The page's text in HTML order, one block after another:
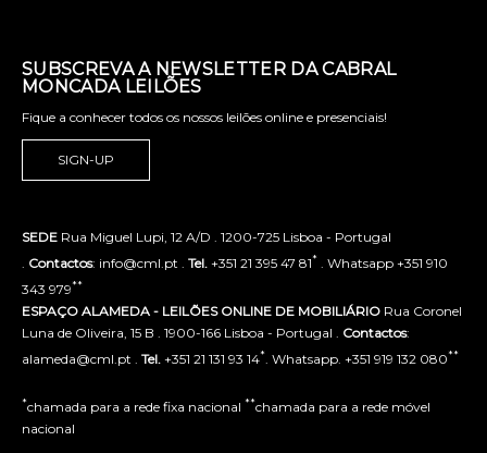
SUBSCREVA A NEWSLETTER DA CABRAL
MONCADA LEILÕES
Fique a conhecer todos os nossos leilões online e presenciais!
SIGN-UP
SEDE Rua Miguel Lupi, 12 A/D . 1200-725 Lisboa - Portugal
Contactos: info@cml.pt . Tel. +351 21 395 47 81* . Whatsapp +351 910
343 979**
ESPAÇO ALAMEDA - LEILÕES ONLINE DE MOBILIÁRIO Rua Coronel
Luna de Oliveira, 15 B . 1900-166 Lisboa - Portugal . Contactos:
alameda@cml.pt . Tel. +351 21 131 93 14* . Whatsapp. +351 919 132 080**
*chamada para a rede fixa nacional **chamada para a rede móvel
nacional